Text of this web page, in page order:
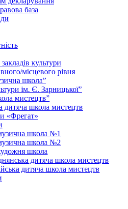
база
культури
місцевого рівня
школа”
ім. Є. Зарницької”
мистецтв”
дитяча школа мистецтв
«Фрегат»
школа №1
школа №2
школа
дитяча школа мистецтв
дитяча школа мистецтв